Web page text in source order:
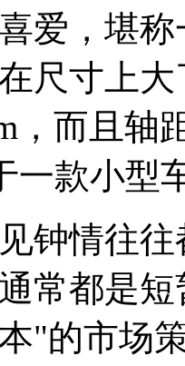
爱，堪
尺寸上
，而且轴
一款小型
钟情往
常都是
"的市场